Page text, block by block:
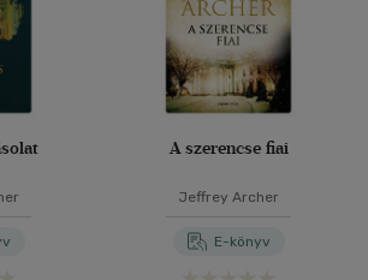
A szerencse fiai
Jeffrey Archer
E-könyv